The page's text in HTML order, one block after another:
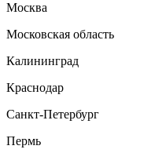
Москва
Московская область
Калининград
Краснодар
Санкт-Петербург
Пермь